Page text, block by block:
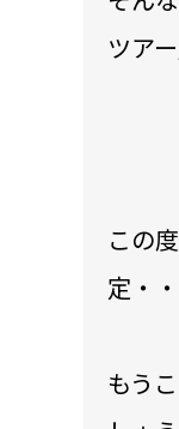
ツア
この
定・
もう